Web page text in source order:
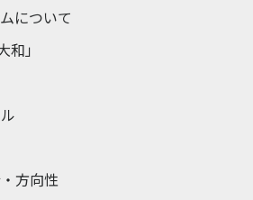
について
」
方向性